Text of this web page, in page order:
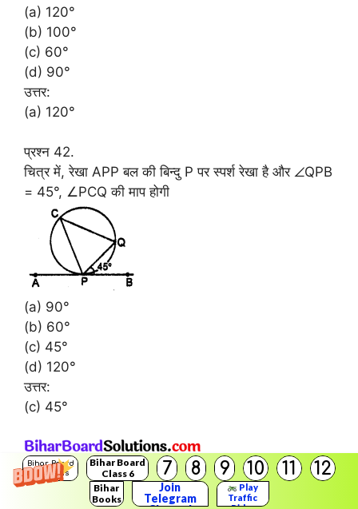
Bihar Board
Solutions
Bihar Board
Class 6
7 8 9 10 11 12
Bihar
Books
Join
Telegram
Play
Traffic
(a) 120°
(b) 100°
(c) 60°
(d) 90°
उत्तर:
(a) 120°
प्रश्न 42.
चित्र में, रेखा APP बल की बिन्दु P पर स्पर्श रेखा है और ∠QPB
= 45°, ∠PCQ की माप होगी
(a) 90°
(b) 60°
(c) 45°
(d) 120°
उत्तर:
(c) 45°
प्रश्न 43.